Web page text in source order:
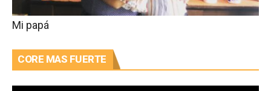
Mi papá
CORE MAS FUERTE